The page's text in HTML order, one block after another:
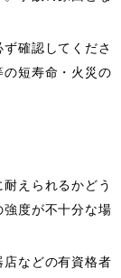
確認してくださ
の短寿命・火災の
えられるかどう
度が不十分な場
などの有資格者